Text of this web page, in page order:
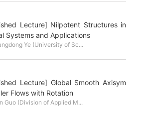
Lecture] Nilpotent Structures in
Systems and Applications
Ye (University of Sc...
Lecture] Global Smooth Axisym
Flows with Rotation
Guo (Division of Applied M...